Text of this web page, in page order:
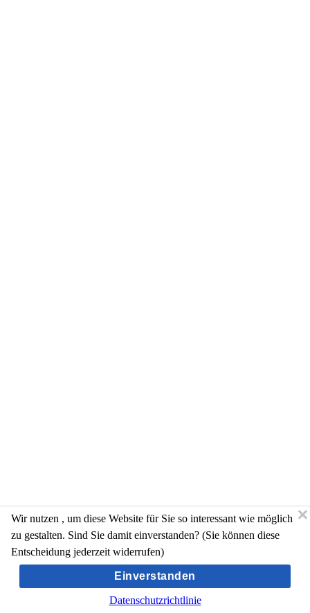
Wir nutzen , um diese Website für Sie so interessant wie möglich
zu gestalten. Sind Sie damit einverstanden? (Sie können diese
Entscheidung jederzeit widerrufen)
Einverstanden
Datenschutzrichtlinie